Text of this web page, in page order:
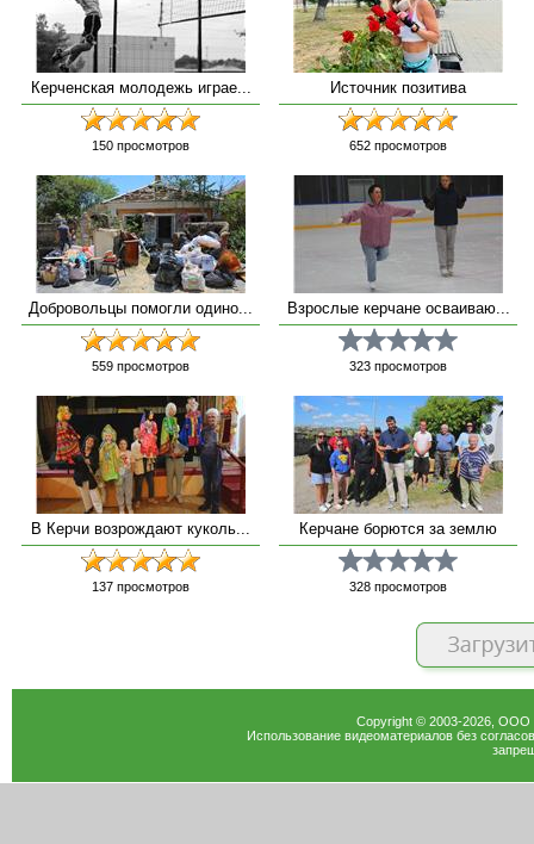
Керченская молодежь играе...
150 просмотров
Источник позитива
652 просмотров
Добровольцы помогли одино...
559 просмотров
Взрослые керчане осваиваю...
323 просмотров
В Керчи возрождают куколь...
137 просмотров
Керчане борются за землю
328 просмотров
Copyright © 2003-2026, ООО
Использование видеоматериалов без